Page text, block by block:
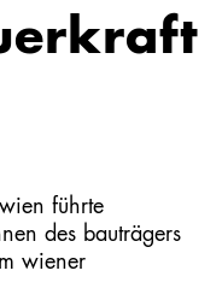
führte
des bauträgers
wiener